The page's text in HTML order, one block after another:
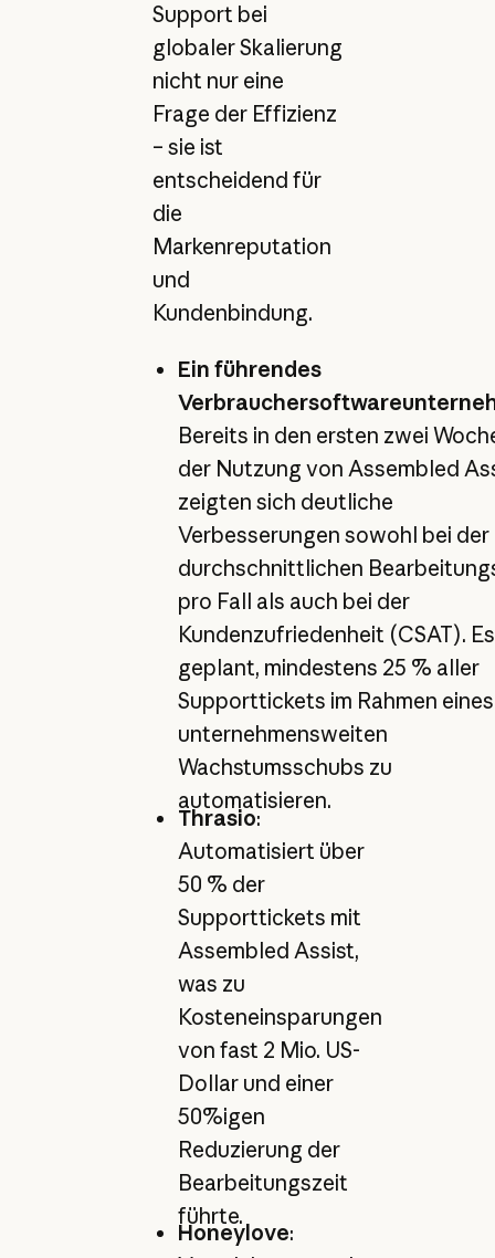
Support bei
globaler Skalierung
nicht nur eine
Frage der Effizienz
– sie ist
entscheidend für
die
Markenreputation
und
Kundenbindung.
Ein führendes
Bereits in den ersten zwei
der Nutzung von Assembled
zeigten sich deutliche
Verbesserungen sowohl bei der
durchschnittlichen
pro Fall als auch bei der
Kundenzufriedenheit (CSAT).
geplant, mindestens 25 % aller
Supporttickets im Rahmen eines
unternehmensweiten
Wachstumsschubs zu
automatisieren.
Thrasio:
Automatisiert über
50 % der
Supporttickets mit
Assembled Assist,
was zu
Kosteneinsparungen
von fast 2 Mio. US-
Dollar und einer
50%igen
Reduzierung der
Bearbeitungszeit
führte.
Honeylove: